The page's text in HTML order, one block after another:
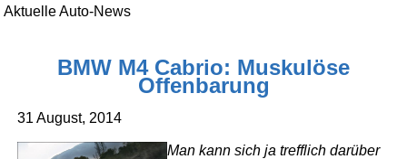
Aktuelle Auto-News
BMW M4 Cabrio: Muskulöse
Offenbarung
31 August, 2014
Man kann sich ja trefflich darüber